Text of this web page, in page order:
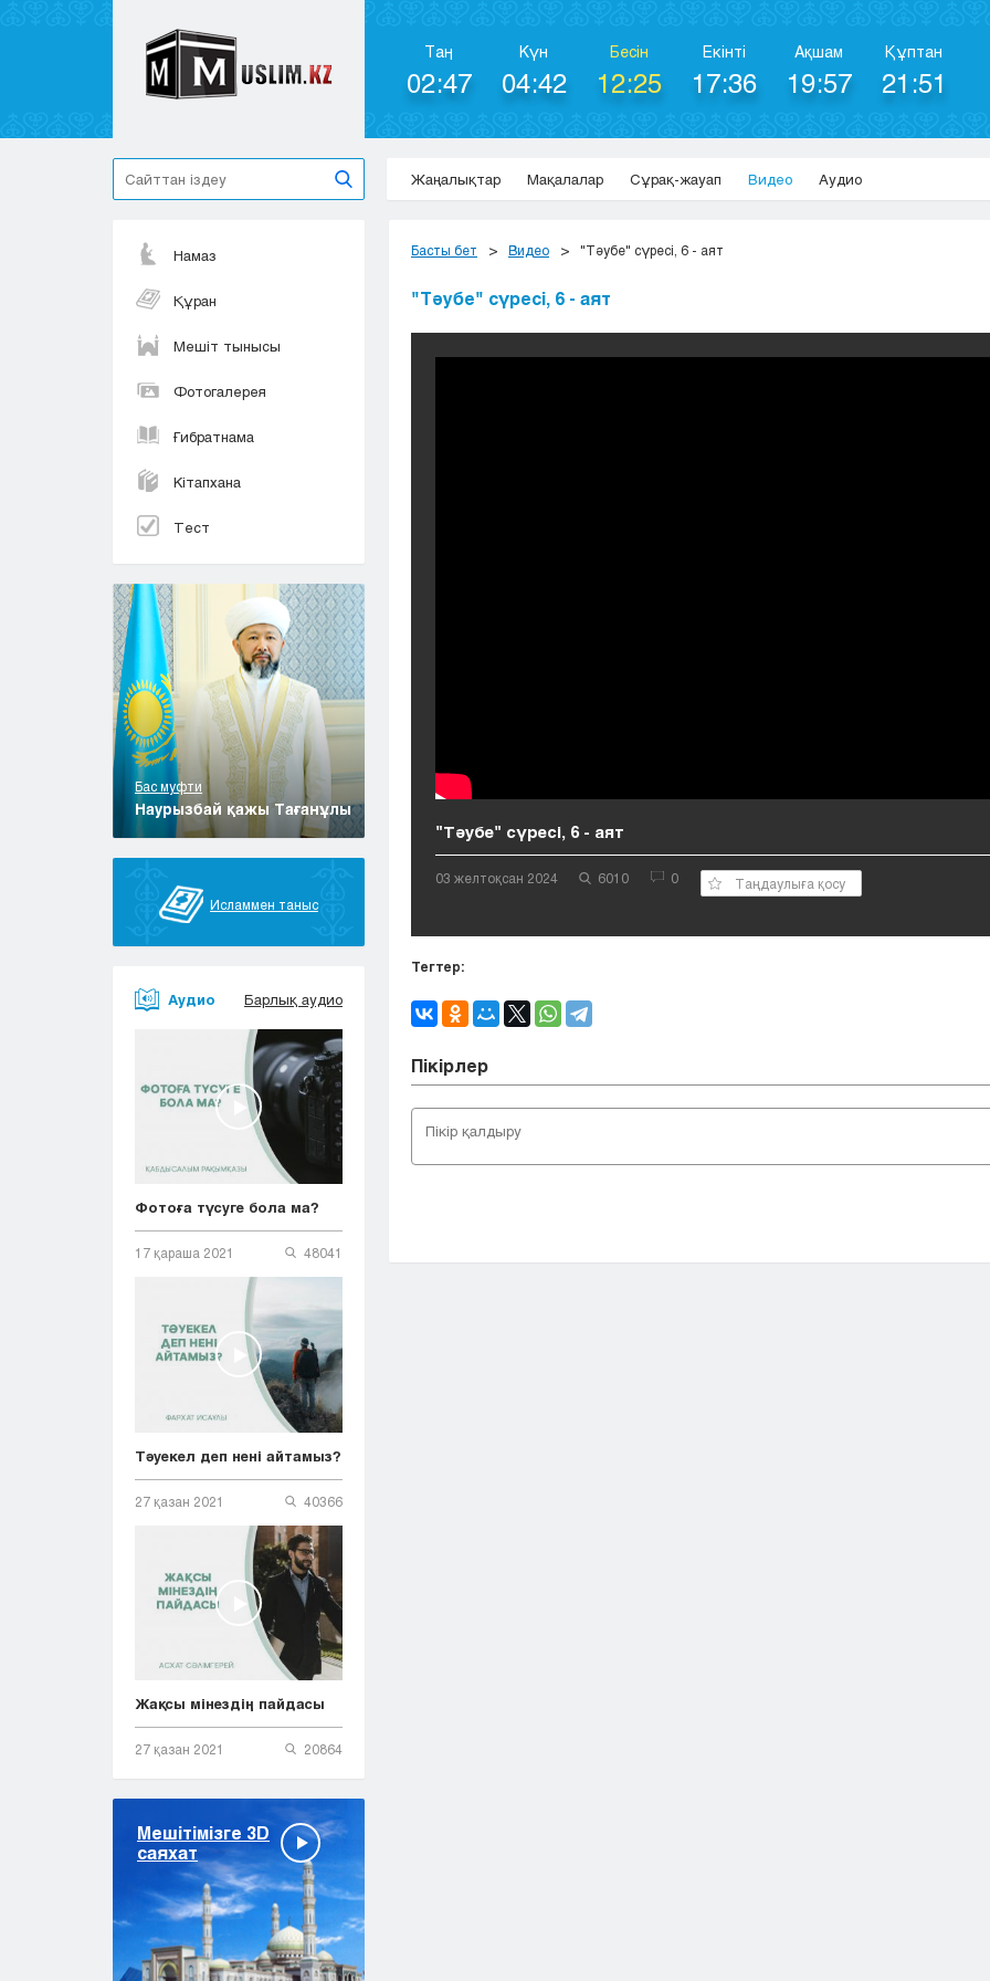
Таң
02:47
Күн
04:42
Бесін
12:25
Екінті
17:36
Ақшам
19:57
Құптан
21:51
Жаңалықтар Мақалалар Сұрақ-жауап Видео Аудио
Намаз
Құран
Мешіт тынысы
Фотогалерея
Ғибратнама
Кітапхана
Тест
Бас муфти
Наурызбай қажы Тағанұлы
Исламмен таныс
Аудио Барлық аудио
Фотоға түсуге бола ма?
17 қараша 2021 48041
Тәуекел деп нені айтамыз?
27 қазан 2021 40366
Жақсы мінездің пайдасы
27 қазан 2021 20864
Мешітімізге 3D
саяхат
Басты бет Видео "Тәубе" сүресі, 6 - аят
"Тәубе" сүресі, 6 - аят
"Тәубе" сүресі, 6 - аят
03 желтоқсан 2024 6010 0 Таңдаулыға қосу
Тегтер:
Пікірлер